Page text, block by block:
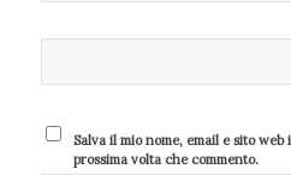
Salva il mio nome, email e sito
prossima volta che commento.